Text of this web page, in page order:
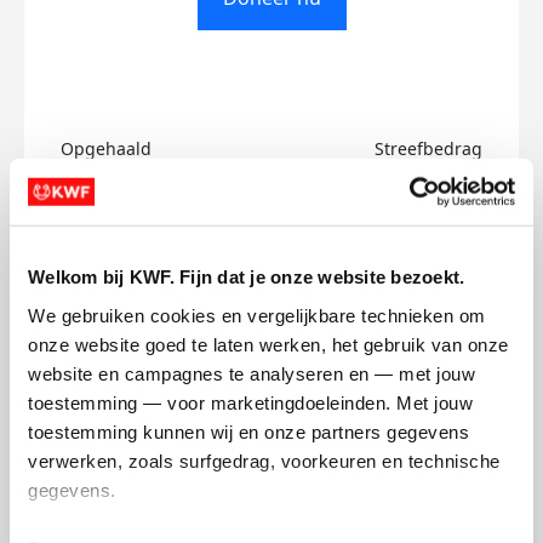
Welkom bij KWF. Fijn dat je onze website bezoekt.
We gebruiken cookies en vergelijkbare technieken om
onze website goed te laten werken, het gebruik van onze
website en campagnes te analyseren en — met jouw
toestemming — voor marketingdoeleinden. Met jouw
toestemming kunnen wij en onze partners gegevens
verwerken, zoals surfgedrag, voorkeuren en technische
gegevens.
Opgehaald
€0
Streefbedrag
€500
Jette's badges